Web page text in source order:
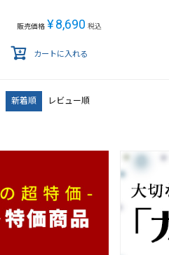
販売価格 ¥8,690 税込
カートに入れる
新着順 レビュー順